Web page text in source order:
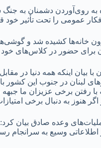
روی‌آوردن دشمنان به
عمومی را تحت تأثیر خود
خانه‌ها کشیده شد و
برای حضور در کلاس‌های
لبنان در جنوب این
رفتن برخی عزیزان ما
اگر هنوز به دنبال برخی
وعده صادق بیان
وسیع به سرانجام